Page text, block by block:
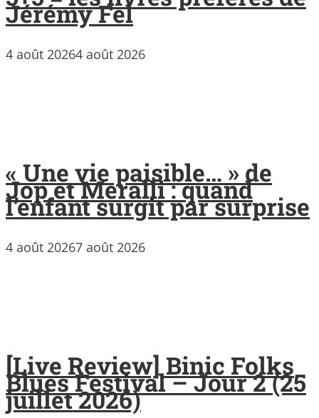
Jérémy Fel
4 août 20264 août 2026
« Une vie paisible… » de
Jop et Meralli : quand
l’enfant surgit par surprise
4 août 20267 août 2026
[Live Review] Binic Folks
Blues Festival – Jour 2 (25
juillet 2026)